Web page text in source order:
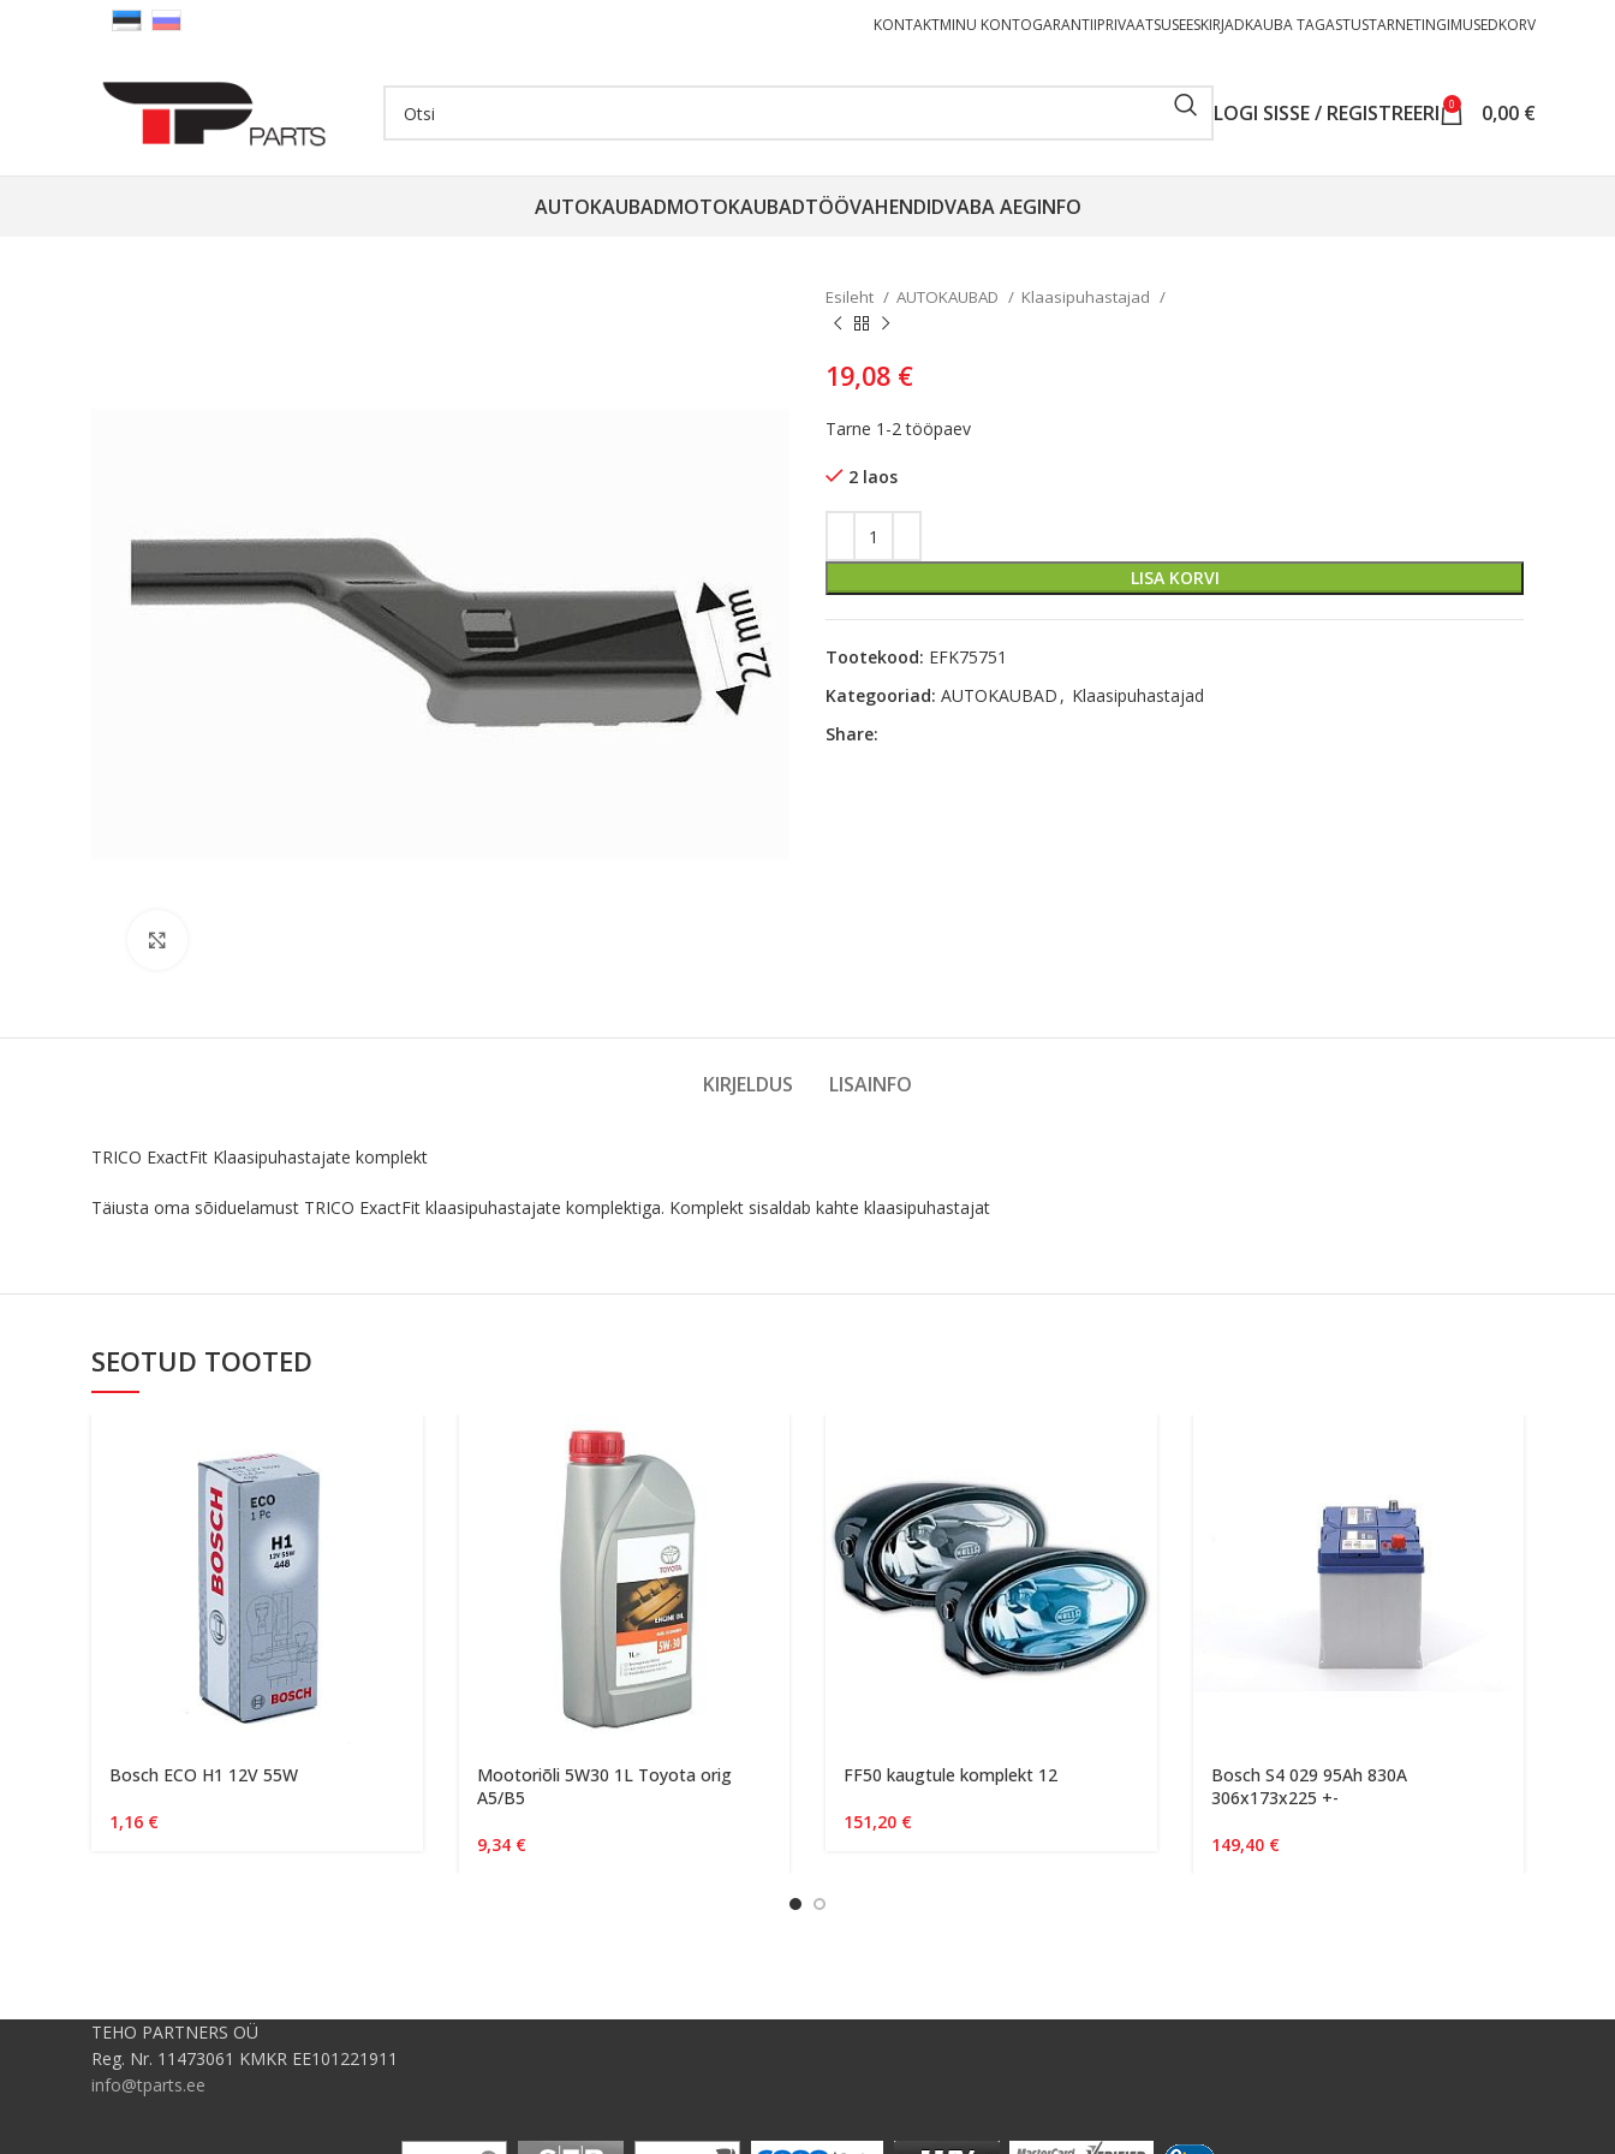
KONTAKTMINU KONTOGARANTIIPRIVAATSUSEESKIRJADKAUBA TAGASTUSTARNETINGIMUSEDKORV
LOGI SISSE / REGISTREERI 0 0,00 €
AUTOKAUBADMOTOKAUBADTÖÖVAHENDIDVABA AEGINFO
Esileht AUTOKAUBAD Klaasipuhastajad
19,08 €
Tarne 1-2 tööpaev
2 laos
LISA KORVI
Tootekood: EFK75751
Kategooriad: AUTOKAUBAD , Klaasipuhastajad
Share:
KIRJELDUS LISAINFO
TRICO ExactFit Klaasipuhastajate komplekt
Täiusta oma sõiduelamust TRICO ExactFit klaasipuhastajate komplektiga. Komplekt sisaldab kahte klaasipuhastajat
SEOTUD TOOTED
Bosch ECO H1 12V 55W
1,16 €
Mootoriõli 5W30 1L Toyota orig
A5/B5
9,34 €
FF50 kaugtule komplekt 12
151,20 €
Bosch S4 029 95Ah 830A
306x173x225 +-
149,40 €
TEHO PARTNERS OÜ
Reg. Nr. 11473061 KMKR EE101221911
info@tparts.ee